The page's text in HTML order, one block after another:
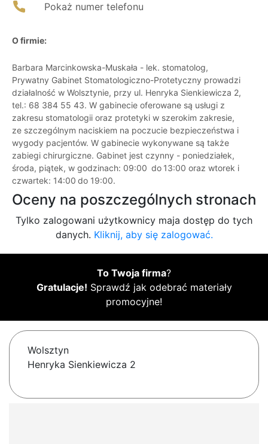
Pokaż numer telefonu
O firmie:
Barbara Marcinkowska-Muskała - lek. stomatolog,
Prywatny Gabinet Stomatologiczno-Protetyczny prowadzi
działalność w Wolsztynie, przy ul. Henryka Sienkiewicza 2,
tel.: 68 384 55 43. W gabinecie oferowane są usługi z
zakresu stomatologii oraz protetyki w szerokim zakresie,
ze szczególnym naciskiem na poczucie bezpieczeństwa i
wygody pacjentów. W gabinecie wykonywane są także
zabiegi chirurgiczne. Gabinet jest czynny - poniedziałek,
środa, piątek, w godzinach: 09:00 do 13:00 oraz wtorek i
czwartek: 14:00 do 19:00.
Oceny na poszczególnych stronach
Tylko zalogowani użytkownicy maja dostęp do tych
danych. Kliknij, aby się zalogować.
To Twoja firma?
Gratulacje! Sprawdź jak odebrać materiały
promocyjne!
Wolsztyn
Henryka Sienkiewicza 2